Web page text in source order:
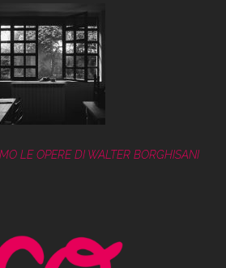
LE OPERE DI WALTER BORGHISANI